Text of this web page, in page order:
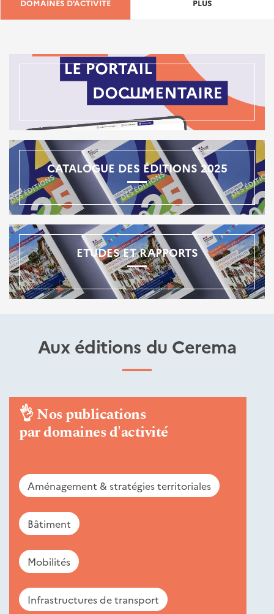
DOMAINES D'ACTIVITÉ PLUS
CATALOGUE DES ÉDITIONS 2025
ETUDES ET RAPPORTS
Aux éditions du Cerema
👌Nos publications
par domaines d'activité
Aménagement & stratégies territoriales
Bâtiment
Mobilités
Infrastructures de transport